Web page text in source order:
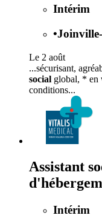
Intérim
•
Le 2 août
...sécurisant,
social global, * en
conditions...
Assistant
Intérim